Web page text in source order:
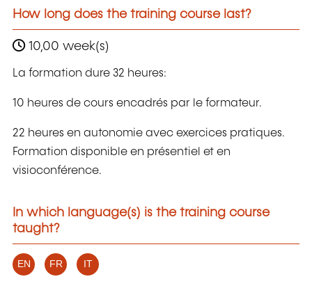
How long does the training course last?
10,00 week(s)
La formation dure 32 heures:
10 heures de cours encadrés par le formateur.
22 heures en autonomie avec exercices pratiques.
Formation disponible en présentiel et en
visioconférence.
In which language(s) is the training course
taught?
EN FR IT